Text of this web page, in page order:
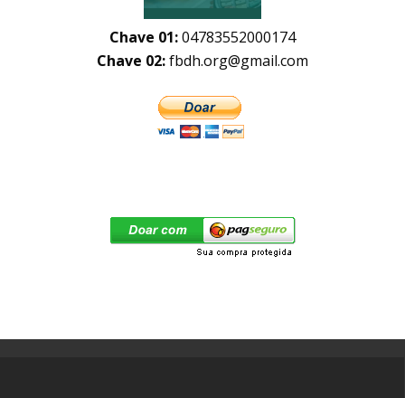
Chave 01:04783552000174
Chave 02:fbdh.org@gmail.com